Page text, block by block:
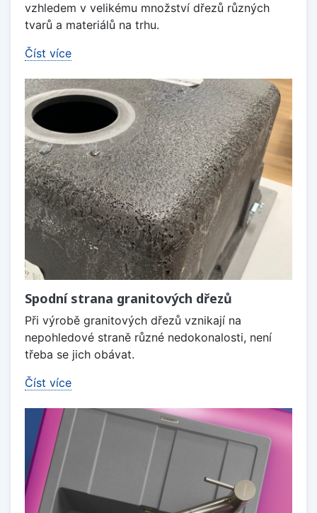
vzhledem v velikému množství dřezů různých
tvarů a materiálů na trhu.
Číst více
Spodní strana granitových dřezů
Při výrobě granitových dřezů vznikají na
nepohledové straně různé nedokonalosti, není
třeba se jich obávat.
Číst více